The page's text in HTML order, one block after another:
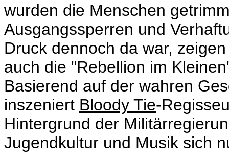
wurden die Menschen
Ausgangssperren und
Druck dennoch da war,
auch die "Rebellion im
Basierend auf der wahren
inszeniert Bloody Tie-
Hintergrund der
Jugendkultur und Musik sich